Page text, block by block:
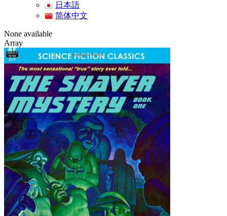
日本語
简体中文
None available
Array